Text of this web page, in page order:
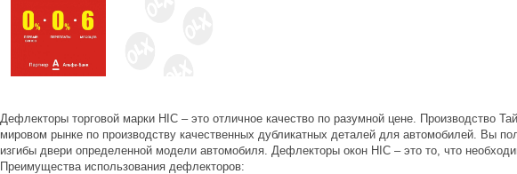
Дефлекторы торговой марки HIC – это отличное качество по разумной цене. Производство
мировом рынке по производству качественных дубликатных деталей для автомобилей. Вы
изгибы двери определенной модели автомобиля. Дефлекторы окон HIC – это то, что
Преимущества использования дефлекторов: